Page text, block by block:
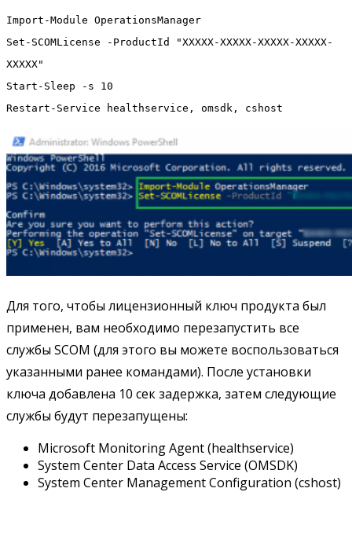
Import-Module OperationsManager
Set-SCOMLicense -ProductId "XXXXX-XXXXX-XXXXX-XXXXX-
XXXXX"
Start-Sleep -s 10
Restart-Service healthservice, omsdk, cshost
Для того, чтобы лицензионный ключ продукта был
применен, вам необходимо перезапустить все
службы SCOM (для этого вы можете воспользоваться
указанными ранее командами). После установки
ключа добавлена 10 сек задержка, затем следующие
службы будут перезапущены:
Microsoft Monitoring Agent (healthservice)
System Center Data Access Service (OMSDK)
System Center Management Configuration (cshost)